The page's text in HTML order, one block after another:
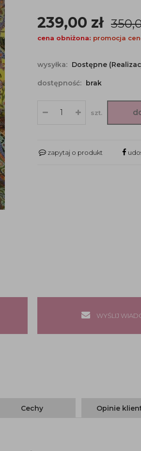
239,00 zł
cena obniżona: promocja
wysyłka: Dostępne
dostępność: brak
szt.
zapytaj o produkt
WYŚLIJ
Cechy Opinie